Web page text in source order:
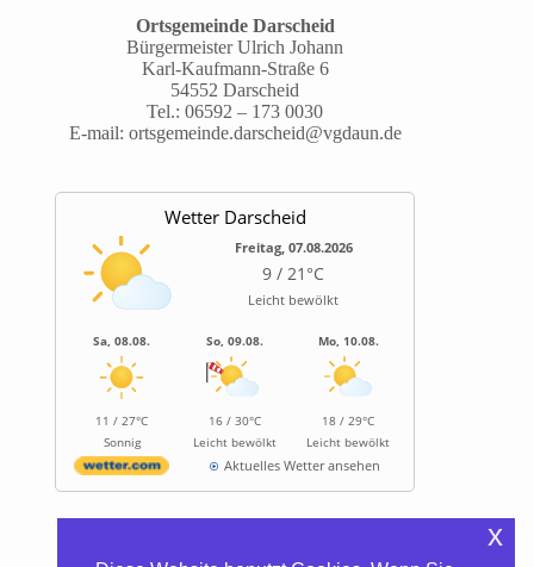
Ortsgemeinde Darscheid
Bürgermeister Ulrich Johann
Karl-Kaufmann-Straße 6
54552 Darscheid
Tel.:06592 – 173 0030
E-mail: ortsgemeinde.darscheid@vgdaun.de
Wetter Darscheid
Freitag, 07.08.2026
9 / 21°C
Leicht bewölkt
Sa, 08.08.
11 / 27°C
Sonnig
So, 09.08.
16 / 30°C
Leicht bewölkt
Mo, 10.08.
18 / 29°C
Leicht bewölkt
Aktuelles Wetter ansehen
x